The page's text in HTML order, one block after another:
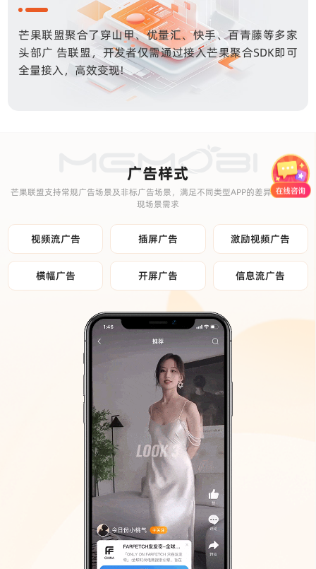
芒果联盟聚合了穿山甲、优量汇、快手、百青藤等多家
头部广 告联盟，开发者仅需通过接入芒果聚合SDK即可
全量接入，高效变现!
广告样式
芒果联盟支持常规广告场景及非标广告场景，满足不同类型APP的差异化广告变
现场景需求
视频流广告 插屏广告 激励视频广告
横幅广告 开屏广告 信息流广告